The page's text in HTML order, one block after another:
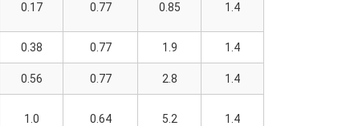
0.17 0.77 0.85 1.4
0.38 0.77 1.9 1.4
0.56 0.77 2.8 1.4
1.0 0.64 5.2 1.4